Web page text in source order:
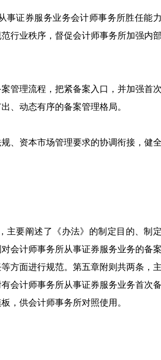
事证券服务业务会计师事务所胜任能
行业秩序，督促会计师事务所加强内
管理流程，把紧备案入口，并加强首
、动态有序的备案管理格局。
、资本市场管理要求的协调衔接，健
主要阐述了《办法》的制定目的、制
会计师事务所从事证券服务业务的备
方面进行规范。第五章附则共两条，
会计师事务所从事证券服务业务首次
，供会计师事务所对照使用。